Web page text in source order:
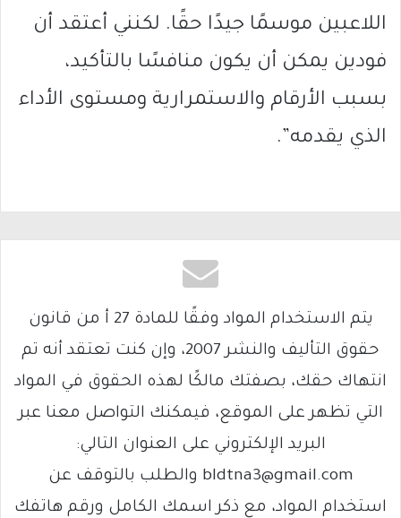
اللاعبين موسمًا جيدًا حقًا. لكنني أعتقد أن
فودين يمكن أن يكون منافسًا بالتأكيد،
بسبب الأرقام والاستمرارية ومستوى الأداء
الذي يقدمه”.
يتم الاستخدام المواد وفقًا للمادة 27 أ من قانون
حقوق التأليف والنشر 2007، وإن كنت تعتقد أنه تم
انتهاك حقك، بصفتك مالكًا لهذه الحقوق في المواد
التي تظهر على الموقع، فيمكنك التواصل معنا عبر
البريد الإلكتروني على العنوان التالي:
bldtna3@gmail.com والطلب بالتوقف عن
استخدام المواد، مع ذكر اسمك الكامل ورقم هاتفك